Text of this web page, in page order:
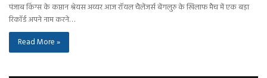
पंजाब किंग्स के कप्तान श्रेयस अय्यर आज रॉयल चैलेंजर्स बेंगलुरु के खिलाफ मैच में एक बड़ा
रिकॉर्ड अपने नाम करने…
Read More »